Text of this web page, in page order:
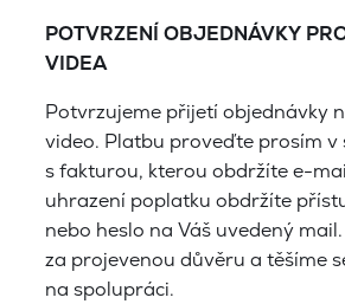
POTVRZENÍ OBJEDNÁVKY
VIDEA
Potvrzujeme přijetí objednávky
video. Platbu proveďte prosím v
s fakturou, kterou obdržíte e-
uhrazení poplatku obdržíte
nebo heslo na Váš uvedený
za projevenou důvěru a těšíme
na spolupráci.